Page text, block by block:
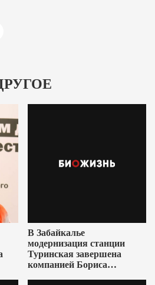
В Забайкалье
модернизация станции
Туринская завершена
компанией Бориса